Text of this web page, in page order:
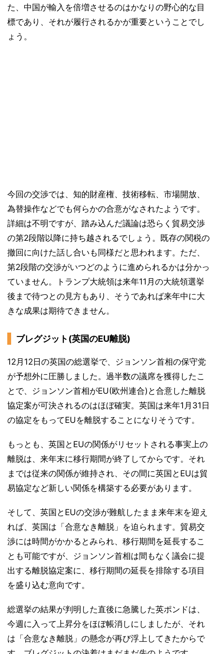
た、中国が輸入を倍増させるのはかなりの野心的な目
標であり、それが履行されるかが重要ということでし
ょう。
今回の交渉では、知的財産権、技術移転、市場開放、
為替操作などでも何らかの合意がなされたようです。
詳細は不明ですが、踏み込んだ議論は恐らく貿易交渉
の第2段階以降に持ち越されるでしょう。既存の関税の
撤回に向けた話し合いも同様だと思われます。ただ、
第2段階の交渉がいつどのように進められるかは分かっ
ていません。トランプ大統領は来年11月の大統領選挙
後まで待つとの見方もあり、そうであれば来年中に大
きな成果は期待できません。
ブレグジット(英国のEU離脱)
12月12日の英国の総選挙で、ジョンソン首相の保守党
が予想外に圧勝しました。過半数の議席を獲得したこ
とで、ジョンソン首相がEU(欧州連合)と合意した離脱
協定案が可決されるのはほぼ確実。英国は来年1月31日
の協定をもってEUを離脱することになりそうです。
もっとも、英国とEUの関係がリセットされる事実上の
離脱は、来年末に移行期間が終了してからです。それ
までは従来の関係が維持され、その間に英国とEUは貿
易協定など新しい関係を構築する必要があります。
そして、英国とEUの交渉が難航したまま来年末を迎え
れば、英国は「合意なき離脱」を迫られます。貿易交
渉には時間がかかるとみられ、移行期間を延長するこ
とも可能ですが、ジョンソン首相は間もなく議会に提
出する離脱協定案に、移行期間の延長を排除する項目
を盛り込む意向です。
総選挙の結果が判明した直後に急騰した英ポンドは、
今週に入って上昇分をほぼ帳消しにしましたが、それ
は「合意なき離脱」の懸念が再び浮上してきたからで